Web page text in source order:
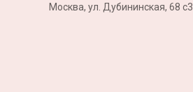
Москва, ул. Дубининская, 68 с3